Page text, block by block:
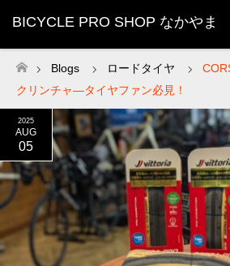
BICYCLE PRO SHOP なかやま
ホーム
Blogs ロードタイヤ
クリンチャ―タイヤファン必見！
2025
AUG
05